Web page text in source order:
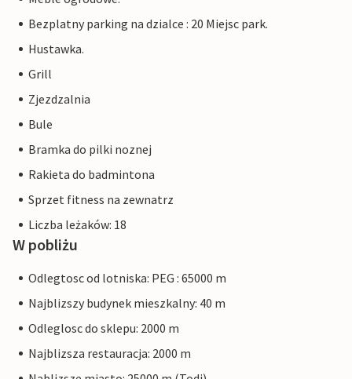
Bezplatny parking na dzialce : 20 Miejsc park.
Hustawka.
Grill
Zjezdzalnia
Bule
Bramka do pilki noznej
Rakieta do badmintona
Sprzet fitness na zewnatrz
Liczba leżaków: 18
W pobliżu
Odlegtosc od lotniska: PEG : 65000 m
Najblizszy budynek mieszkalny: 40 m
Odleglosc do sklepu: 2000 m
Najblizsza restauracja: 2000 m